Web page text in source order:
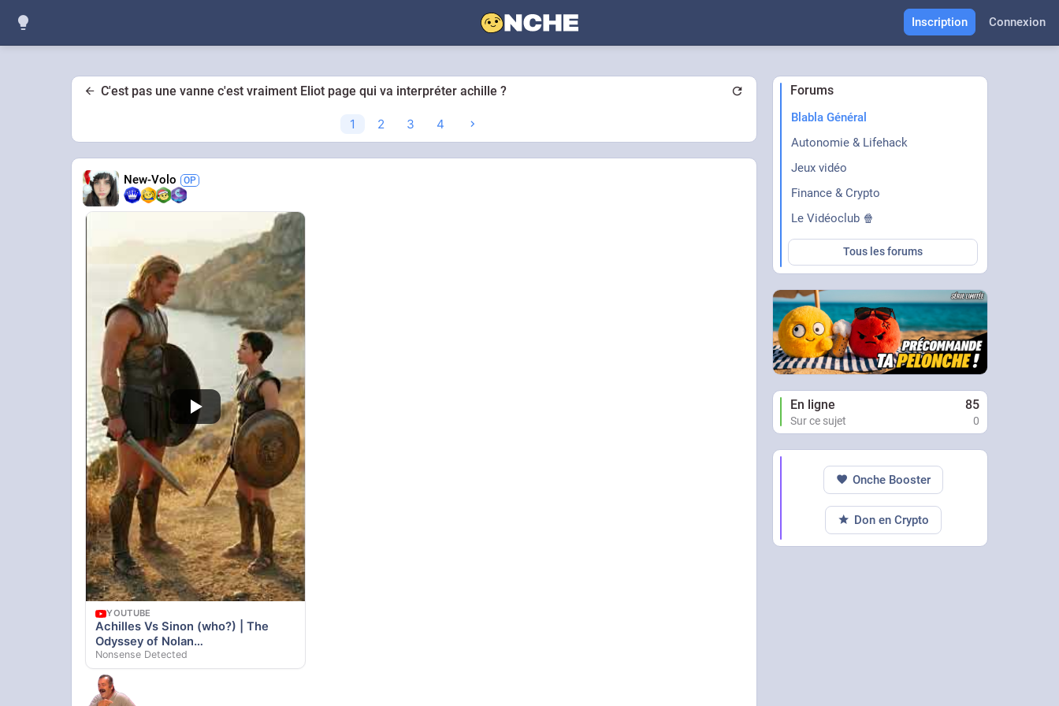
Inscription Connexion
C'est pas une vanne c'est vraiment Eliot page qui va interpréter achille ?
1 2 3 4
New-Volo
YOUTUBE
Achilles Vs Sinon (who?) | The
Odyssey of Nolan
#memes#shortvideo #ai #odyssey
#funny #fighting
Nonsense Detected
Forums
Blabla Général
Autonomie & Lifehack
Jeux vidéo
Finance & Crypto
Le Vidéoclub 🍿
Tous les forums
En ligne 85
Sur ce sujet 0
Onche Booster
Don en Crypto